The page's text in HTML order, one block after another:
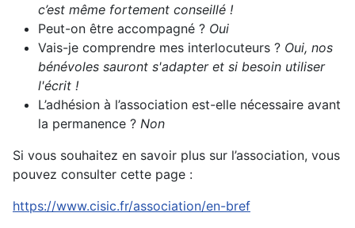
c’est même fortement conseillé !
Peut-on être accompagné ? Oui
Vais-je comprendre mes interlocuteurs ? Oui, nos
bénévoles sauront s'adapter et si besoin utiliser
l'écrit !
L’adhésion à l’association est-elle nécessaire avant
la permanence ? Non
Si vous souhaitez en savoir plus sur l’association, vous
pouvez consulter cette page :
https://www.cisic.fr/association/en-bref